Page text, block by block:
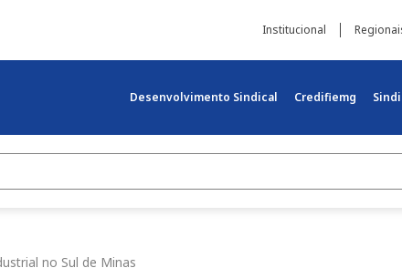
Institucional
Desenvolvimento Sindical Credifiemg
no Sul de Minas